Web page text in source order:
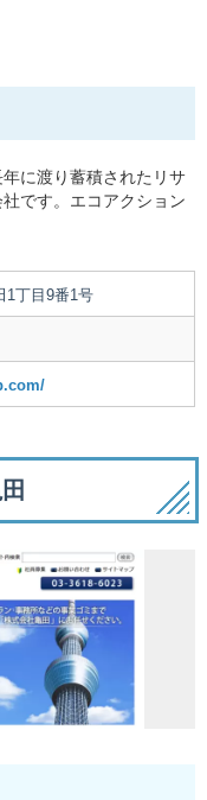
に渡り蓄積されたリサ
です。エコアクション
1丁目9番1号